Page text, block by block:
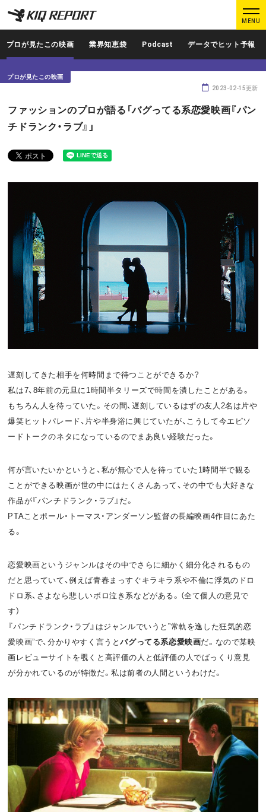
K
I
Q
R
P
R
T
MENU
K
I
Q
R
P
R
T
ログイン 新規登録
調査レポート
Podcast データでヒット予報
KIQ REPORTとは? 運営会社
お問い合わせ 利用規約
プライバシーポリシー 関連リンク
OFFICIAL
T
w
i
t
e
r
F
a
e
b
o
k
P
o
c
a
s
プロが見たこの映画 業界知恵袋 Podcast データでヒット予報
プロが見たこの映画
ファッションのプロが語る「バグってる系恋愛映画『パン
チドランク・ラブ』」
2023-02-15更新
遅刻してきた相手を何時間まで待つことができるか？
私は7、8年前の元旦に1時間半タリーズで時間を潰したことがある。
もちろん人を待っていた。その間、遅刻しているはずの友人2名は片や
爆笑ヒットパレード、片や半身浴に興じていたが、こうして今エピソ
ードトークのネタになっているのでまあ良い経験だった。
何が言いたいかというと、私が無心で人を待っていた1時間半で観る
ことができる映画が世の中にはたくさんあって、その中でも大好きな
作品が『パンチドランク・ラブ』だ。
PTAことポール・トーマス・アンダーソン監督の長編映画4作目にあた
る。
恋愛映画というジャンルはその中でさらに細かく細分化されるもの
だと思っていて、例えば青春まっすぐキラキラ系や不倫に浮気のドロ
ドロ系、さよなら悲しいボロ泣き系などがある。（全て個人の意見で
す）
『パンチドランク・ラブ』はジャンルでいうと”常軌を逸した狂気的恋
愛映画”で、分かりやすく言うとバグってる系恋愛映画だ。なので某映
画レビューサイトを覗くと高評価の人と低評価の人でばっくり意見
が分かれているのが特徴だ。私は前者の人間というわけだ。